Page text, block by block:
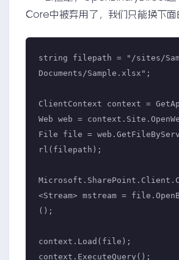
Core中被弃用了，我们只能换下面
string filepath = "/sites/
Documents/Sample.xlsx";
ClientContext context =
Web web =
File file =
rl(filepath);
<Stream> mstream =
();
context.Load(file);
context.ExecuteQuery();